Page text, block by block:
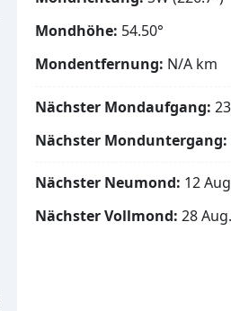
Mondhöhe: 54.50°
Mondentfernung: N/A km
Nächster Mondaufgang:
Nächster Monduntergang:
Nächster Neumond: 12
Nächster Vollmond: 28